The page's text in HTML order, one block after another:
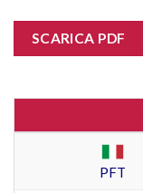
SCARICA PDF
PFT